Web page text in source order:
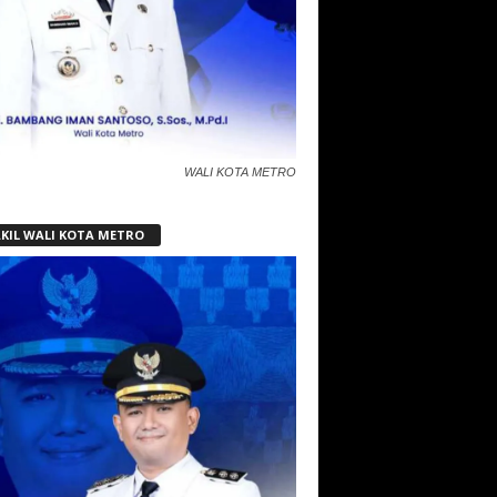
WALI KOTA METRO
WALI KOTA METRO